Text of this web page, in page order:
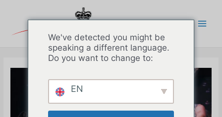
We've detected you might be
speaking a different language.
Do you want to change to:
EN